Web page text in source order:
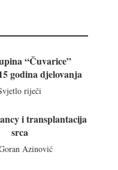
“Čuvarice”
godina djelovanja
riječi
i transplantacija
srca
Azinović